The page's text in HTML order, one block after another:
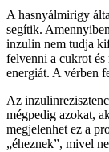
A hasnyálmirigy
segítik.
inzulin nem tudja
felvenni a cukrot és
energiát. A vérben
Az
mégpedig azokat,
megjelenhet ez a
„éheznek”, mivel